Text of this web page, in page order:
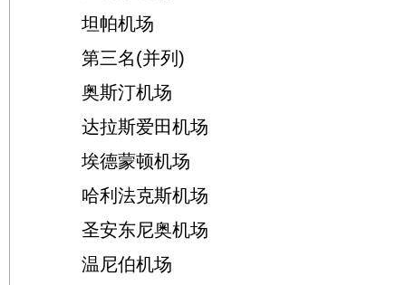
坦帕机场
第三名(并列)
奥斯汀机场
达拉斯爱田机场
埃德蒙顿机场
哈利法克斯机场
圣安东尼奥机场
温尼伯机场